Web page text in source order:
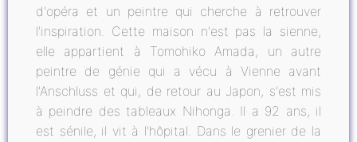
d'opéra et un peintre qui cherche à retrouver
l'inspiration. Cette maison n'est pas la sienne,
elle appartient à Tomohiko Amada, un autre
peintre de génie qui a vécu à Vienne avant
l'Anschluss et qui, de retour au Japon, s'est mis
à peindre des tableaux Nihonga. Il a 92 ans, il
est sénile, il vit à l'hôpital. Dans le grenier de la